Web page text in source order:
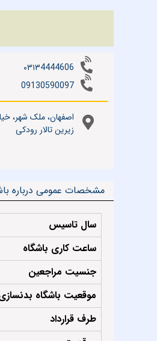
۰۳۱۳4444606
09130590097
زیرین تالار رودکی
مشخصات عمومی درباره
سال تاسیس
ساعت کاری باشگاه
جنسیت مراجعین
موقعیت باشگاه
طرف قرارداد